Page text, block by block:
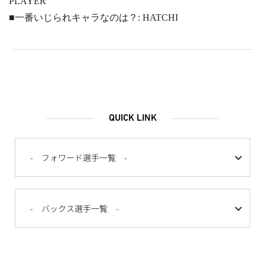
■一番いじられキャラなのは？: HATCHI
QUICK LINK